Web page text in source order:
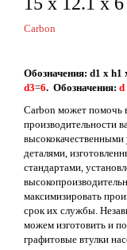
Carbon
Обозначения: d1 x h1
d3=6. Обозначения: d
Carbon может помочь
производительности
деталями,
стандартами,
максимизировать
срок их службы.
можем изготовить и
графитовые втулки